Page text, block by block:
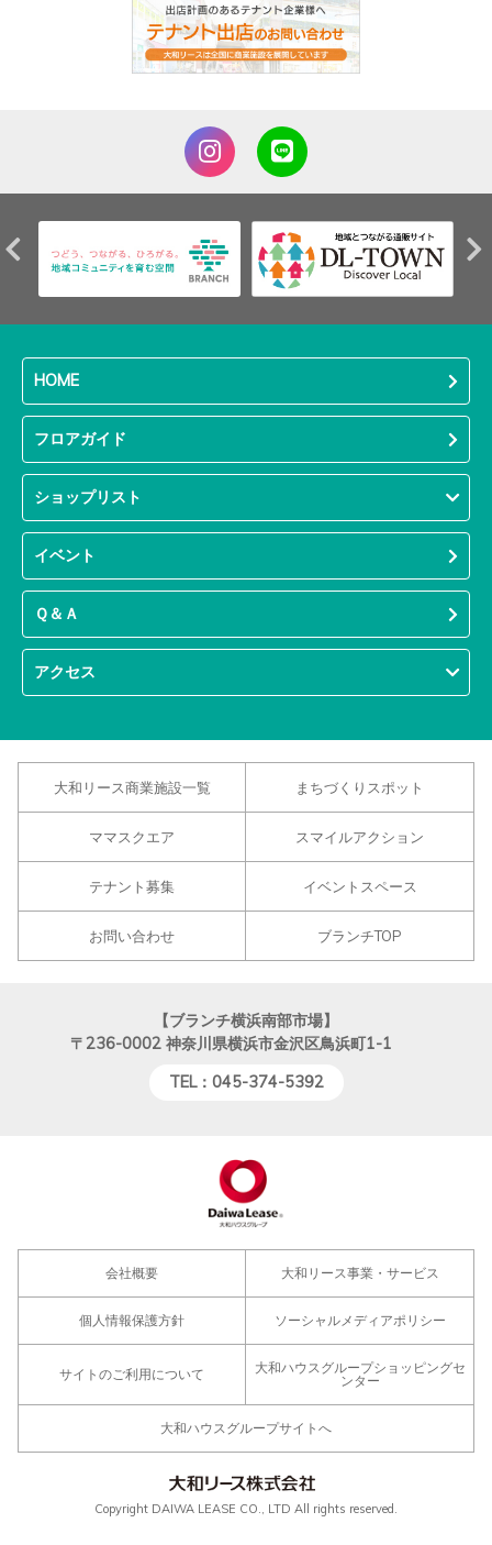
HOME
フロアガイド
ショップリスト
イベント
Ｑ＆Ａ
アクセス
大和リース商業施設一覧 まちづくりスポット
ママスクエア スマイルアクション
テナント募集 イベントスペース
お問い合わせ ブランチTOP
【ブランチ横浜南部市場】
〒236-0002 神奈川県横浜市金沢区鳥浜町1-1
TEL：045-374-5392
会社概要 大和リース事業・サービス
個人情報保護方針 ソーシャルメディアポリシー
サイトのご利用について
大和ハウスグループショッピングセ
ンター
大和ハウスグループサイトへ
Copyright DAIWA LEASE CO., LTD All rights reserved.